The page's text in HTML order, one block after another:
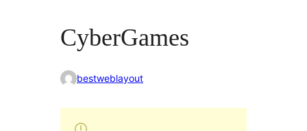
CyberGames
bestweblayout